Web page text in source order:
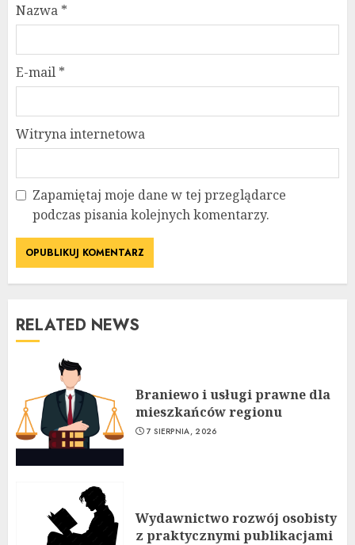
Nazwa *
E-mail *
Witryna internetowa
Zapamiętaj moje dane w tej przeglądarce
podczas pisania kolejnych komentarzy.
RELATED NEWS
Braniewo i usługi prawne dla
mieszkańców regionu
7 SIERPNIA, 2026
Wydawnictwo rozwój osobisty
z praktycznymi publikacjami